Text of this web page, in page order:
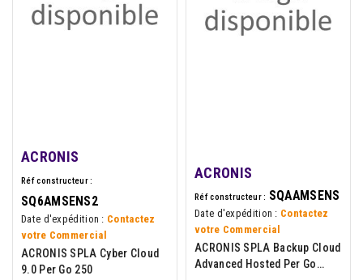
ACRONIS
Réf constructeur :
SQ6AMSENS2
Date d'expédition : Contactez
votre Commercial
ACRONIS SPLA Cyber Cloud
9.0 Per Go 250
ACRONIS
Réf constructeur : SQAAMSENS
Date d'expédition : Contactez
votre Commercial
ACRONIS SPLA Backup Cloud
Advanced Hosted Per Go